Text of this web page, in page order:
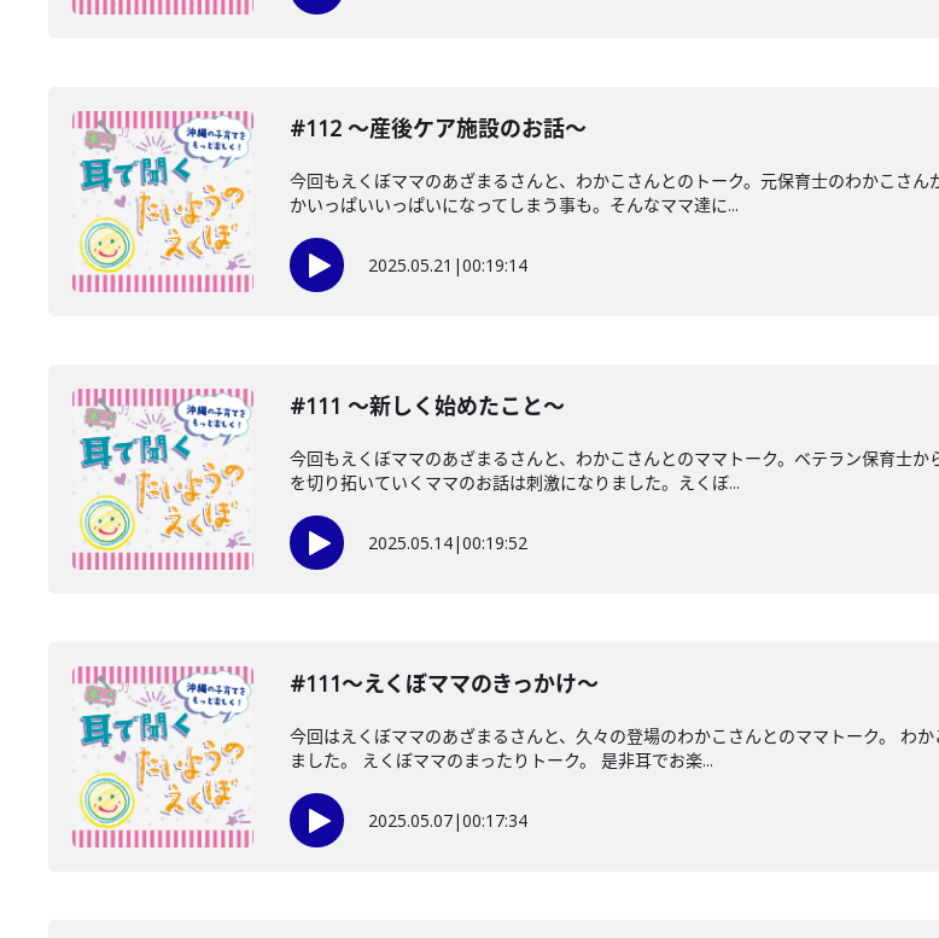
#112 〜産後ケア施設のお話〜
今回もえくぼママのあざまるさんと、わかこさんとのトーク。元保育士のわかこさ
かいっぱいいっぱいになってしまう事も。そんなママ達に...
2025.05.21 |00:19:14
#111 〜新しく始めたこと〜
今回もえくぼママのあざまるさんと、わかこさんとのママトーク。ベテラン保育士
を切り拓いていくママのお話は刺激になりました。えくぼ...
2025.05.14|00:19:52
#111〜えくぼママのきっかけ〜
今回はえくぼママのあざまるさんと、久々の登場のわかこさんとのママトーク。 わ
ました。 えくぼママのまったりトーク。 是非耳でお楽...
2025.05.07|00:17:34